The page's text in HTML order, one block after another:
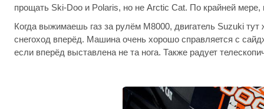
прощать Ski-Doo и Polaris, но не Arctic Cat. По крайней
Когда выжимаешь газ за рулём M8000, двигатель Suzuki
снегоход вперёд. Машина очень хорошо справляется с
если вперёд выставлена не та нога. Также радует